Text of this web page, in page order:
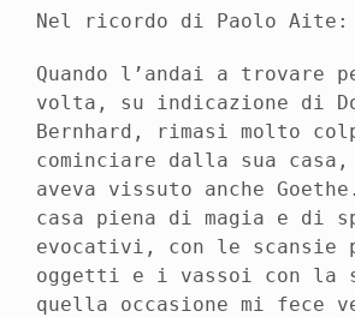
Nel ricordo di Paolo Aite:
Quando l’andai a trovare
volta, su indicazione di
Bernhard, rimasi molto
cominciare dalla sua
aveva vissuto anche
casa piena di magia e di
evocativi, con le scansie
oggetti e i vassoi con la
quella occasione mi fece